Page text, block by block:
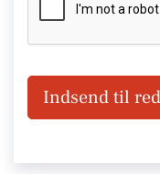
Indsend til